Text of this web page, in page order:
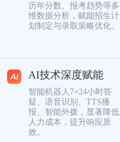
历年分数、报考趋势等多
维数据分析，赋能招生计
划制定与录取策略优化。
AI技术深度赋能
智能机器人7×24小时答
疑、语音识别、TTS播
报、智能外拨，显著降低
人力成本，提升响应质
效。